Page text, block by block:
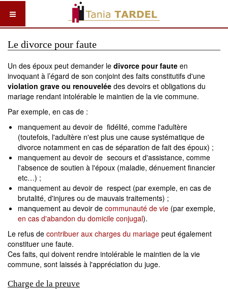
Le divorce pour faute
Un des époux peut demander le divorce pour faute en
invoquant à l’égard de son conjoint des faits constitutifs d'une
violation grave ou renouvelée des devoirs et obligations du
mariage rendant intolérable le maintien de la vie commune.
Par exemple, en cas de :
manquement au devoir de fidélité, comme l'adultère
(toutefois, l'adultère n'est plus une cause systématique de
divorce notamment en cas de séparation de fait des époux) ;
manquement au devoir de secours et d'assistance, comme
l'absence de soutien à l'époux (maladie, dénuement financier
etc…) ;
manquement au devoir de respect (par exemple, en cas de
brutalité, d'injures ou de mauvais traitements) ;
manquement au devoir de communauté de vie (par exemple,
en cas d'abandon du domicile conjugal).
Le refus de contribuer aux charges du mariage peut également
constituer une faute.
Ces faits, qui doivent rendre intolérable le maintien de la vie
commune, sont laissés à l'appréciation du juge.
Charge de la preuve